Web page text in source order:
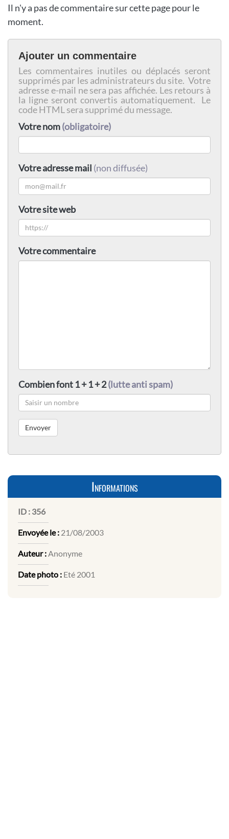
Il n'y a pas de commentaire sur cette page pour le
moment.
Ajouter un commentaire
Les commentaires inutiles ou déplacés seront
supprimés par les administrateurs du site. Votre
adresse e-mail ne sera pas affichée. Les retours à
la ligne seront convertis automatiquement. Le
code HTML sera supprimé du message.
Votre nom(obligatoire)
Votre adresse mail (non diffusée)
Votre site web
Votre commentaire
Combien font 1 + 1 + 2(lutte anti spam)
Informations
ID : 356
Envoyée le : 21/08/2003
Auteur : Anonyme
Date photo : Eté 2001